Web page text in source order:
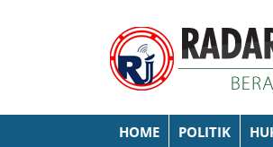
HOME POLITIK